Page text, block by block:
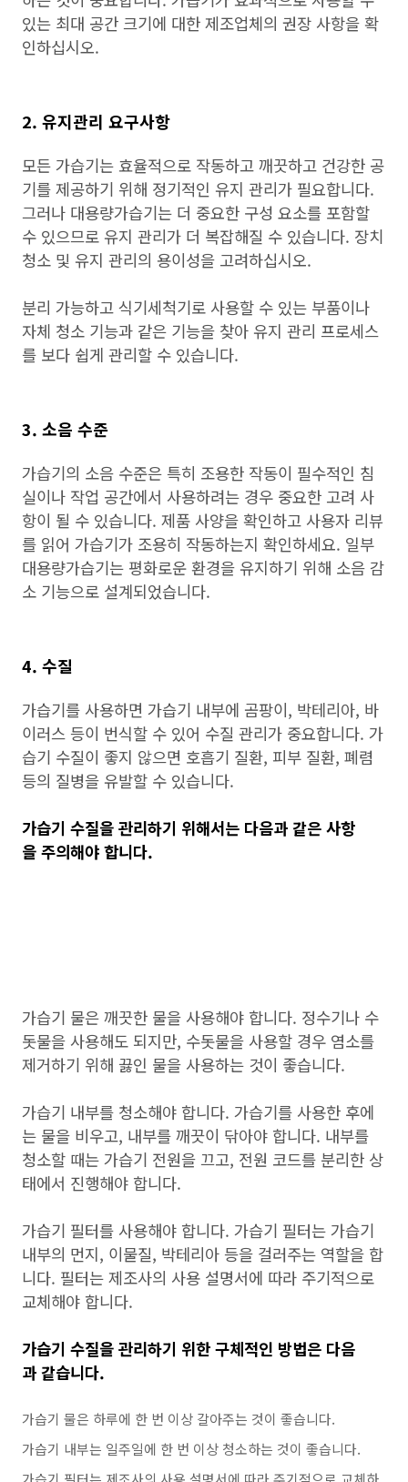
있는 최대 공간 크기에 대한 제조업체의 권장 사항을 확
인하십시오.
2. 유지관리 요구사항
모든 가습기는 효율적으로 작동하고 깨끗하고 건강한 공
기를 제공하기 위해 정기적인 유지 관리가 필요합니다.
그러나 대용량가습기는 더 중요한 구성 요소를 포함할
수 있으므로 유지 관리가 더 복잡해질 수 있습니다. 장치
청소 및 유지 관리의 용이성을 고려하십시오.
분리 가능하고 식기세척기로 사용할 수 있는 부품이나
자체 청소 기능과 같은 기능을 찾아 유지 관리 프로세스
를 보다 쉽게 관리할 수 있습니다.
3. 소음 수준
가습기의 소음 수준은 특히 조용한 작동이 필수적인 침
실이나 작업 공간에서 사용하려는 경우 중요한 고려 사
항이 될 수 있습니다. 제품 사양을 확인하고 사용자 리뷰
를 읽어 가습기가 조용히 작동하는지 확인하세요. 일부
대용량가습기는 평화로운 환경을 유지하기 위해 소음 감
소 기능으로 설계되었습니다.
4. 수질
가습기를 사용하면 가습기 내부에 곰팡이, 박테리아, 바
이러스 등이 번식할 수 있어 수질 관리가 중요합니다. 가
습기 수질이 좋지 않으면 호흡기 질환, 피부 질환, 폐렴
등의 질병을 유발할 수 있습니다.
가습기 수질을 관리하기 위해서는 다음과 같은 사항
을 주의해야 합니다.
가습기 물은 깨끗한 물을 사용해야 합니다. 정수기나 수
돗물을 사용해도 되지만, 수돗물을 사용할 경우 염소를
제거하기 위해 끓인 물을 사용하는 것이 좋습니다.
가습기 내부를 청소해야 합니다. 가습기를 사용한 후에
는 물을 비우고, 내부를 깨끗이 닦아야 합니다. 내부를
청소할 때는 가습기 전원을 끄고, 전원 코드를 분리한 상
태에서 진행해야 합니다.
가습기 필터를 사용해야 합니다. 가습기 필터는 가습기
내부의 먼지, 이물질, 박테리아 등을 걸러주는 역할을 합
니다. 필터는 제조사의 사용 설명서에 따라 주기적으로
교체해야 합니다.
가습기 수질을 관리하기 위한 구체적인 방법은 다음
과 같습니다.
가습기 물은 하루에 한 번 이상 갈아주는 것이 좋습니다.
가습기 내부는 일주일에 한 번 이상 청소하는 것이 좋습니다.